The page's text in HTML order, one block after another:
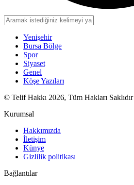
Yenişehir
Bursa Bölge
Spor
Siyaset
Genel
Köşe Yazıları
© Telif Hakkı 2026, Tüm Hakları Saklıdır
Kurumsal
Hakkımızda
İletişim
Künye
Gizlilik politikası
Bağlantılar